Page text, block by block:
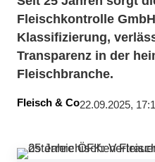
Fleischkontrolle
Klassifizierung,
Transparenz in der
Fleischbranche.
Fleisch & Co22.09.2025,